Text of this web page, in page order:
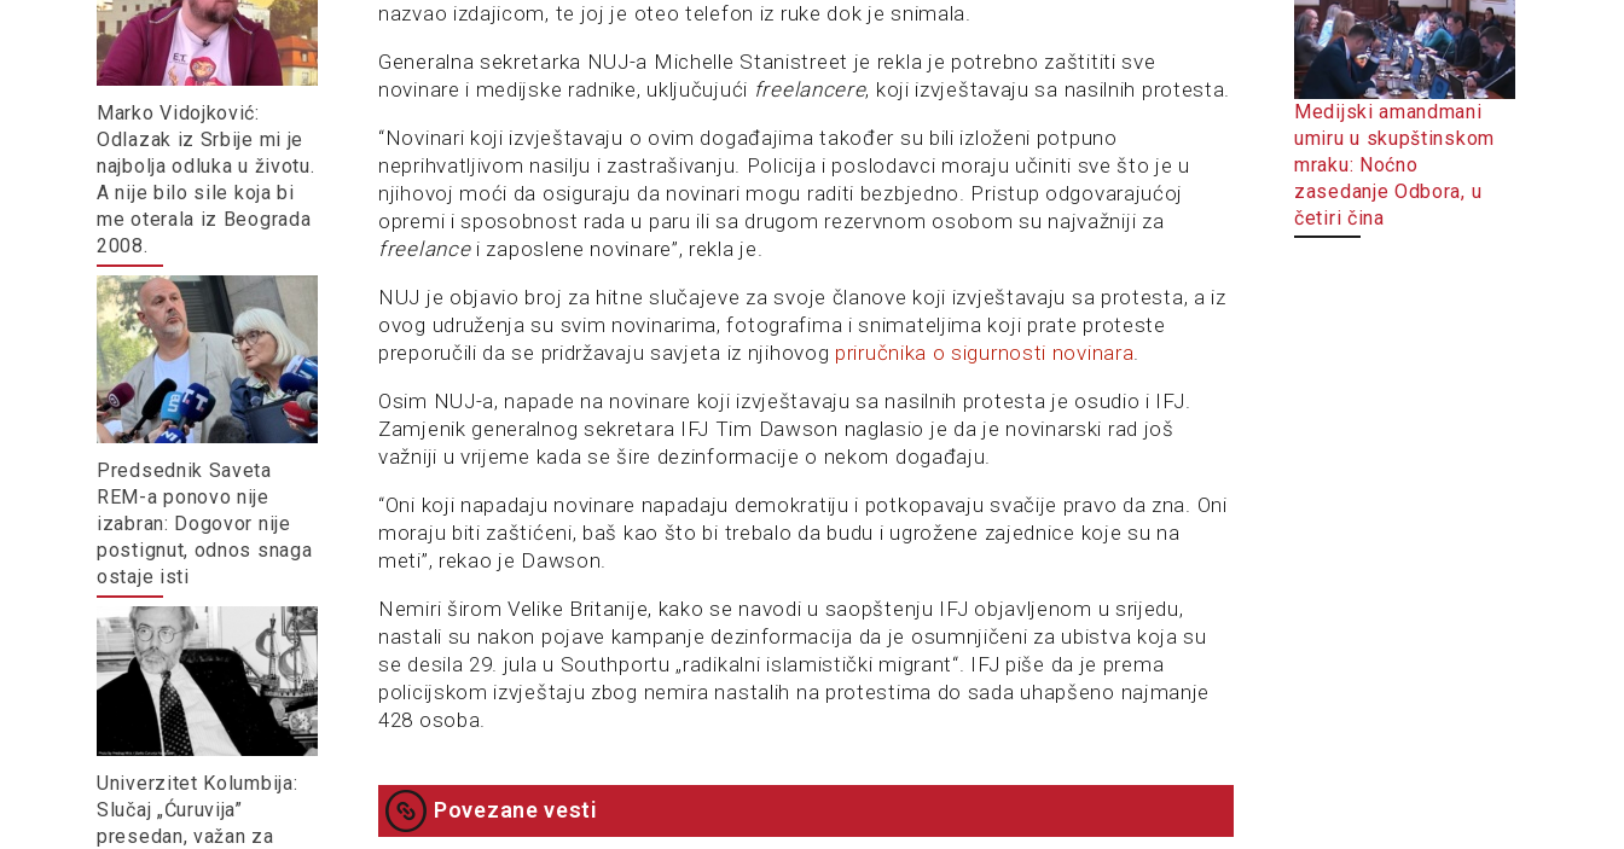
Marko Vidojković:
Odlazak iz Srbije mi je
najbolja odluka u životu.
A nije bilo sile koja bi
me oterala iz Beograda
2008.
Predsednik Saveta
REM-a ponovo nije
izabran: Dogovor nije
postignut, odnos snaga
ostaje isti
Univerzitet Kolumbija:
Slučaj „Ćuruvija”
presedan, važan za
nazvao izdajicom, te joj je oteo telefon iz ruke dok je snimala.
Generalna sekretarka NUJ-a Michelle Stanistreet je rekla je potrebno zaštititi sve
novinare i medijske radnike, uključujući freelancere, koji izvještavaju sa nasilnih protesta.
“Novinari koji izvještavaju o ovim događajima također su bili izloženi potpuno
neprihvatljivom nasilju i zastrašivanju. Policija i poslodavci moraju učiniti sve što je u
njihovoj moći da osiguraju da novinari mogu raditi bezbjedno. Pristup odgovarajućoj
opremi i sposobnost rada u paru ili sa drugom rezervnom osobom su najvažniji za
freelance i zaposlene novinare”, rekla je.
NUJ je objavio broj za hitne slučajeve za svoje članove koji izvještavaju sa protesta, a iz
ovog udruženja su svim novinarima, fotografima i snimateljima koji prate proteste
preporučili da se pridržavaju savjeta iz njihovog priručnika o sigurnosti novinara.
Osim NUJ-a, napade na novinare koji izvještavaju sa nasilnih protesta je osudio i IFJ.
Zamjenik generalnog sekretara IFJ Tim Dawson naglasio je da je novinarski rad još
važniji u vrijeme kada se šire dezinformacije o nekom događaju.
“Oni koji napadaju novinare napadaju demokratiju i potkopavaju svačije pravo da zna. Oni
moraju biti zaštićeni, baš kao što bi trebalo da budu i ugrožene zajednice koje su na
meti”, rekao je Dawson.
Nemiri širom Velike Britanije, kako se navodi u saopštenju IFJ objavljenom u srijedu,
nastali su nakon pojave kampanje dezinformacija da je osumnjičeni za ubistva koja su
se desila 29. jula u Southportu „radikalni islamistički migrant“. IFJ piše da je prema
policijskom izvještaju zbog nemira nastalih na protestima do sada uhapšeno najmanje
428 osoba.
Povezane vesti
Medijski amandmani
umiru u skupštinskom
mraku: Noćno
zasedanje Odbora, u
četiri čina